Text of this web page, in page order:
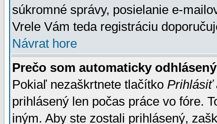
súkromné správy, posielanie e-
Vrele Vám teda registráciu
Návrat hore
Prečo som automaticky
Pokiaľ nezaškrtnete tlačítko Prihlásiť
prihlásený len počas práce vo fóre.
iným. Aby ste zostali prihlásený,